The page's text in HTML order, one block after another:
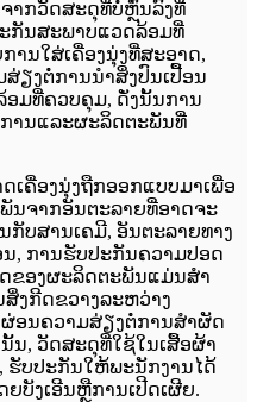
າກວັດສະດຸທີ່ບໍ່ຫຼົ່ນລົງທີ່
ກັນສະພາບແວດລ້ອມທີ່
ານໃສ່ເຄື່ອງນຸ່ງທີ່ສະອາດ,
ຽງຕໍ່ການນໍາສິ່ງປົນເປື້ອນ
ອມທີ່ຄວບຄຸມ, ດັ່ງນັ້ນການ
ານແລະຜະລິດຕະພັນທີ່
ເຄື່ອງນຸ່ງຖືກອອກແບບມາເພື່ອ
ນຈາກອັນຕະລາຍທີ່ອາດຈະ
ບສານເຄມີ, ອັນຕະລາຍທາງ
, ການຮັບປະກັນຄວາມປອດ
ຂອງຜະລິດຕະພັນແມ່ນສໍາ
ງກີດຂວາງລະຫວ່າງ
ອນຄວາມສ່ຽງຕໍ່ການສຳຜັດ
ນ, ວັດສະດຸທີ່ໃຊ້ໃນເສື້ອຜ້າ
ຮັບປະກັນໃຫ້ພະນັກງານໄດ້
ບັງເອີນຫຼືການເປີດເຜີຍ.